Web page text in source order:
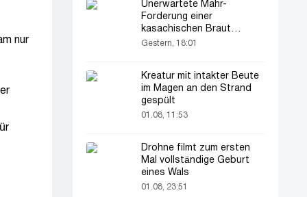
nur
Unerwartete Mahr-
Forderung einer
kasachischen Braut
verblüfft alle
Gestern, 18:01
Kreatur mit intakter Beute
im Magen an den Strand
gespült
01.08, 11:53
Drohne filmt zum ersten
Mal vollständige Geburt
eines Wals
01.08, 23:51